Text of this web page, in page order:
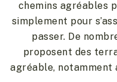
chemins agréables
simplement pour
passer. De
proposent des
agréable, notamment